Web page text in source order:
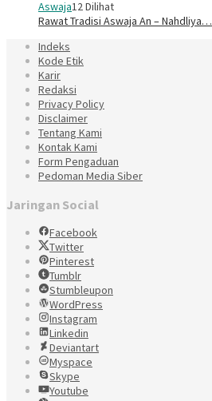
Aswaja12 Dilihat
Rawat Tradisi Aswaja An – Nahdliya…
Indeks
Kode Etik
Karir
Redaksi
Privacy Policy
Disclaimer
Tentang Kami
Kontak Kami
Form Pengaduan
Pedoman Media Siber
Jaringan Social
Facebook
Twitter
Pinterest
Tumblr
Stumbleupon
WordPress
Instagram
Linkedin
Deviantart
Myspace
Skype
Youtube